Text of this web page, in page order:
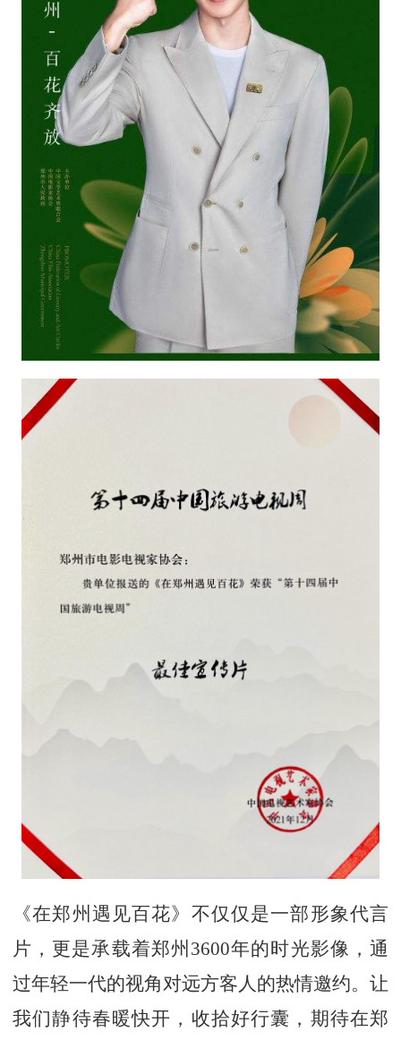
《在郑州遇见百花》不仅仅是一部形象代言
片，更是承载着郑州3600年的时光影像，通
过年轻一代的视角对远方客人的热情邀约。让
我们静待春暖快开，收拾好行囊，期待在郑